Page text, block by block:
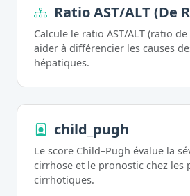
Ratio AST/ALT (De
Calcule le ratio AST/ALT (ratio
aider à différencier les causes
hépatiques.
child_pugh
Le score Child–Pugh évalue la
cirrhose et le pronostic chez les
cirrhotiques.